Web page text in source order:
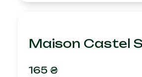
Maison Castel
165₴